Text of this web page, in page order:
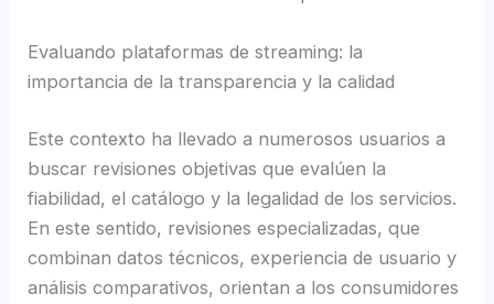
Evaluando plataformas de streaming: la
importancia de la transparencia y la calidad
Este contexto ha llevado a numerosos usuarios a
buscar revisiones objetivas que evalúen la
fiabilidad, el catálogo y la legalidad de los servicios.
En este sentido, revisiones especializadas, que
combinan datos técnicos, experiencia de usuario y
análisis comparativos, orientan a los consumidores